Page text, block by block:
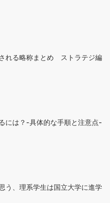
れる略称まとめ ストラテジ編
には？-具体的な手順と注意点-
う、理系学生は国立大学に進学